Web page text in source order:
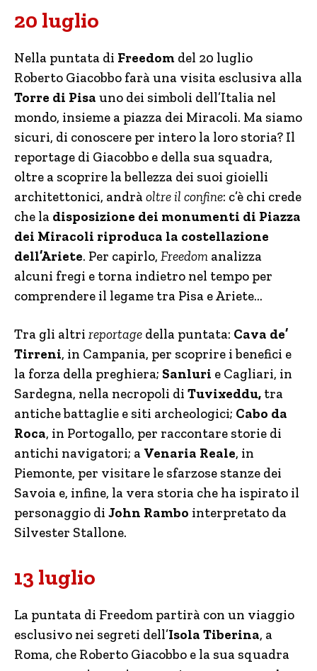
20 luglio
Nella puntata di Freedom del 20 luglio
Roberto Giacobbo farà una visita esclusiva alla
Torre di Pisa uno dei simboli dell’Italia nel
mondo, insieme a piazza dei Miracoli. Ma siamo
sicuri, di conoscere per intero la loro storia? Il
reportage di Giacobbo e della sua squadra,
oltre a scoprire la bellezza dei suoi gioielli
architettonici, andràoltre il confine: c’è chi crede
che la disposizione dei monumenti di Piazza
dei Miracoli riproduca la costellazione
dell’Ariete. Per capirlo, Freedom analizza
alcuni fregi e torna indietro nel tempo per
comprendere il legame tra Pisa e Ariete…
Tra gli altri reportage della puntata: Cava de’
Tirreni, in Campania, per scoprire i benefici e
la forza della preghiera; Sanluri e Cagliari, in
Sardegna, nella necropoli di Tuvixeddu, tra
antiche battaglie e siti archeologici; Cabo da
Roca, in Portogallo, per raccontare storie di
antichi navigatori; a Venaria Reale, in
Piemonte, per visitare le sfarzose stanze dei
Savoia e, infine, la vera storia che ha ispirato il
personaggio di John Rambo interpretato da
Silvester Stallone.
13 luglio
La puntata di Freedom partirà con un viaggio
esclusivo nei segreti dell’Isola Tiberina, a
Roma, che Roberto Giacobbo e la sua squadra